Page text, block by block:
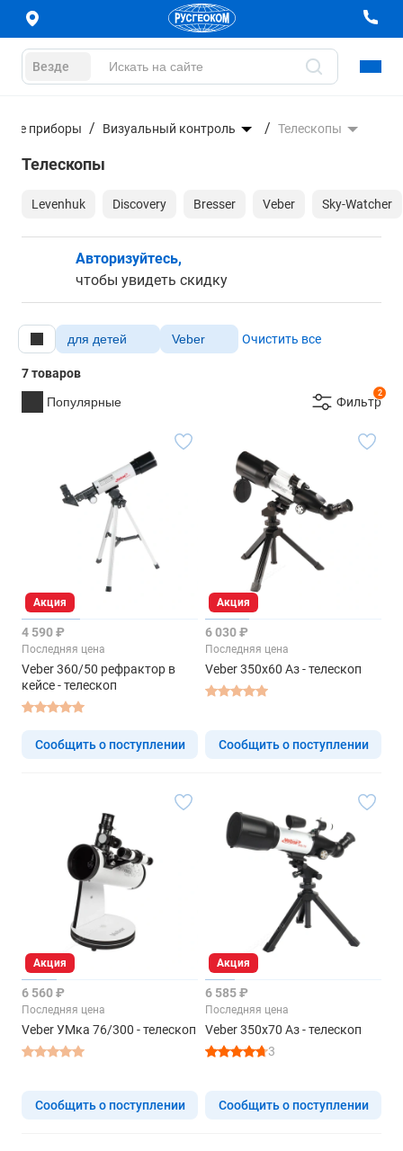
Везде
приборы Визуальный контроль Телескопы
Телескопы
Levenhuk Discovery Bresser Veber Sky-Watcher
Авторизуйтесь,
чтобы увидеть скидку
для детей Veber Очистить все
7 товаров
Популярные
2
Фильтр
Акция
4 590 ₽
Последняя цена
Veber 360/50 рефрактор в
кейсе - телескоп
Сообщить о поступлении
Акция
6 030 ₽
Последняя цена
Veber 350x60 Аз - телескоп
Сообщить о поступлении
Акция
6 560 ₽
Последняя цена
Veber УМка 76/300 - телескоп
Сообщить о поступлении
Акция
6 585 ₽
Последняя цена
Veber 350х70 Аз - телескоп
3
Сообщить о поступлении